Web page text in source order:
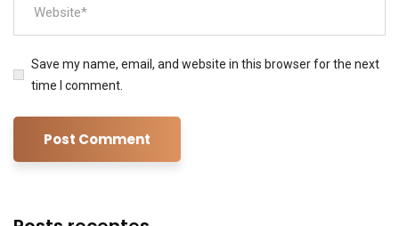
Save my name, email, and website in this browser for the next
time I comment.